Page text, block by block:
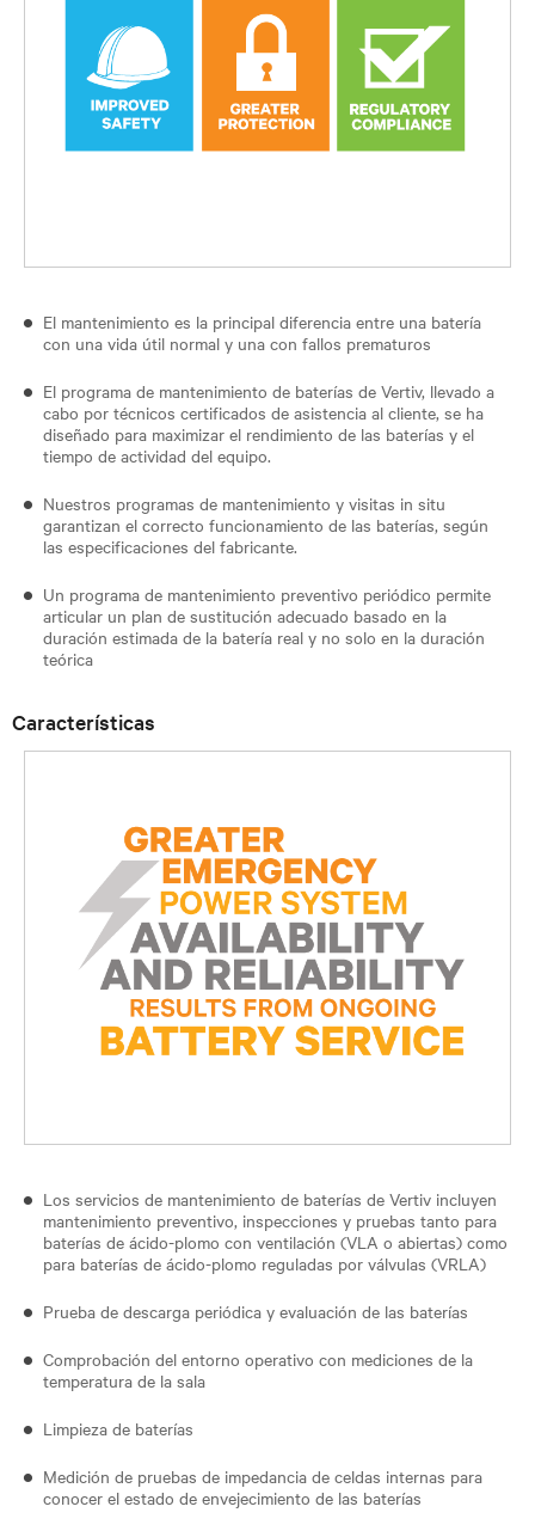
El mantenimiento es la principal diferencia entre una batería
con una vida útil normal y una con fallos prematuros
El programa de mantenimiento de baterías de Vertiv, llevado a
cabo por técnicos certificados de asistencia al cliente, se ha
diseñado para maximizar el rendimiento de las baterías y el
tiempo de actividad del equipo.
Nuestros programas de mantenimiento y visitas in situ
garantizan el correcto funcionamiento de las baterías, según
las especificaciones del fabricante.
Un programa de mantenimiento preventivo periódico permite
articular un plan de sustitución adecuado basado en la
duración estimada de la batería real y no solo en la duración
teórica
Características
Los servicios de mantenimiento de baterías de Vertiv incluyen
mantenimiento preventivo, inspecciones y pruebas tanto para
baterías de ácido-plomo con ventilación (VLA o abiertas) como
para baterías de ácido-plomo reguladas por válvulas (VRLA)
Prueba de descarga periódica y evaluación de las baterías
Comprobación del entorno operativo con mediciones de la
temperatura de la sala
Limpieza de baterías
Medición de pruebas de impedancia de celdas internas para
conocer el estado de envejecimiento de las baterías